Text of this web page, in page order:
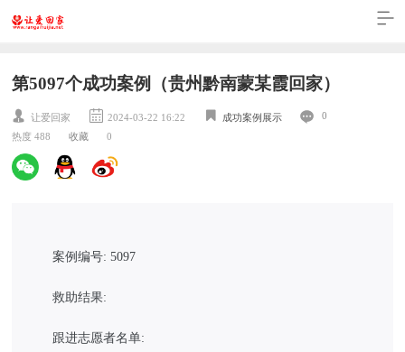
第5097个成功案例（贵州黔南蒙某霞回家）
让爱回家 2024-03-22 16:22 成功案例展示
0
热度 488
收藏 0
案例编号: 5097
救助结果:
跟进志愿者名单: